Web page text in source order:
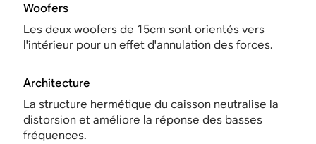
Woofers
Les deux woofers de 15cm sont orientés vers
l'intérieur pour un effet d'annulation des forces.
Architecture
La structure hermétique du caisson neutralise la
distorsion et améliore la réponse des basses
fréquences.